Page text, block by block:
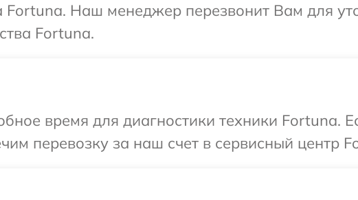
Fortuna. Наш менеджер перезвонит Вам для
Fortuna.
время для диагностики техники Fortuna.
перевозку за наш счет в сервисный центр